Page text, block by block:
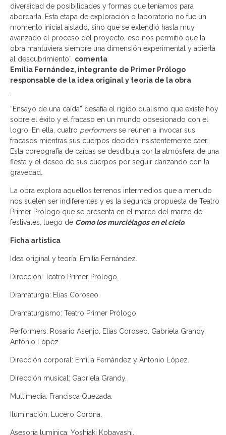
diversidad de posibilidades y formas que teníamos para
abordarla. Esta etapa de exploración o laboratorio no fue un
momento inicial aislado, sino que se extendió hasta muy
avanzado el proceso del proyecto, eso nos permitió que la
obra mantuviera siempre una dimensión experimental y abierta
al descubrimiento”, comenta
Emilia Fernández, integrante de Primer Prólogo
responsable de la idea original y teoría de la obra
“Ensayo de una caída” desafía el rígido dualismo que existe hoy
sobre el éxito y el fracaso en un mundo obsesionado con el
logro. En ella, cuatro performersse reúnen a invocar sus
fracasos mientras sus cuerpos deciden insistentemente caer.
Esta coreografía de caídas se desdibuja por la atmósfera de una
fiesta y el deseo de sus cuerpos por seguir danzando con la
gravedad.
La obra explora aquellos terrenos intermedios que a menudo
nos suelen ser indiferentes y es la segunda propuesta de Teatro
Primer Prólogo que se presenta en el marco del marzo de
festivales, luego de Como los murciélagos en el cielo.
Ficha artística
Idea original y teoría: Emilia Fernández.
Dirección: Teatro Primer Prólogo.
Dramaturgia: Elías Coroseo.
Dramaturgismo: Teatro Primer Prólogo.
Performers: Rosario Asenjo, Elías Coroseo, Gabriela Grandy,
Antonio López
Dirección corporal: Emilia Fernández y Antonio López.
Dirección musical: Gabriela Grandy.
Multimedia: Francisca Quezada.
Iluminación: Lucero Corona.
Asesoría lumínica: Yoshiaki Kobayashi.